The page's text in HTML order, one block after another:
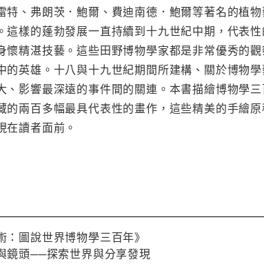
特、弗朗茨．鮑爾、費迪南德．鮑爾等著名的植
這樣的蓬勃發展一直持續到十九世紀中期，代表
懷精湛技藝。這些田野博物學家都是非常優秀的
的英雄。十八與十九世紀期間所建構、關於博物
、影響最深遠的事件間的關連。本書描繪博物學
的兩百多幅最具代表性的畫作，這些精美的手繪
讀者面前。
圖說世界博物學三百年》
鏡頭──探索世界與分享發現